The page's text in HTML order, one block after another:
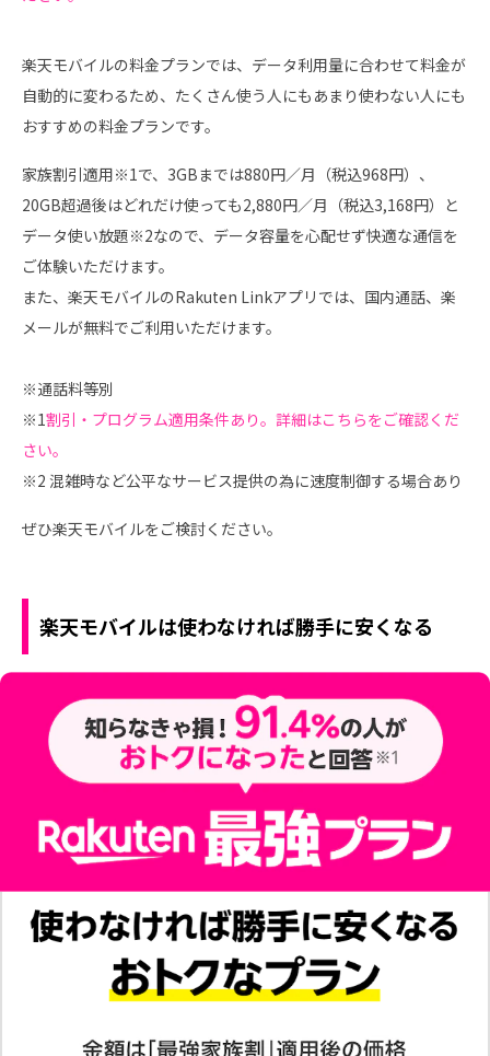
楽天モバイルの料金プランでは、データ利用量に合わせて料金が
自動的に変わるため、たくさん使う人にもあまり使わない人にも
おすすめの料金プランです。
家族割引適用※1で、3GBまでは880円／月（税込968円）、
20GB超過後はどれだけ使っても2,880円／月（税込3,168円）と
データ使い放題※2なので、データ容量を心配せず快適な通信を
ご体験いただけます。
また、楽天モバイルのRakuten Linkアプリでは、国内通話、楽
メールが無料でご利用いただけます。
※通話料等別
※1割引・プログラム適用条件あり。詳細はこちらをご確認くだ
さい。
※2 混雑時など公平なサービス提供の為に速度制御する場合あり
ぜひ楽天モバイルをご検討ください。
楽天モバイルは使わなければ勝手に安くなる